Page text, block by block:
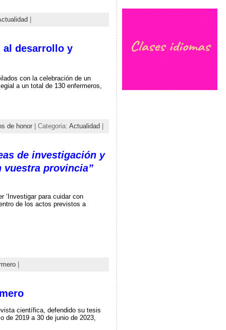
al desarrollo y
con la celebración de un
a un total de 130 enfermeros,
de honor| Categoria: Actualidad
de investigación y
vuestra provincia”
‘Investigar para cuidar con
de los actos previstos a
|
científica, defendido su tesis
de 2019 a 30 de junio de 2023,